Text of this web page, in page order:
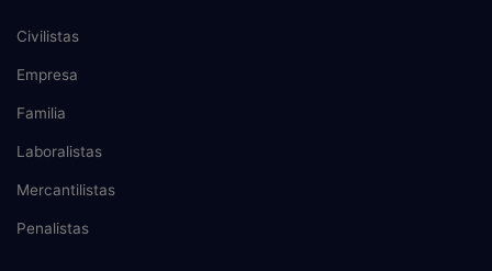
Civilistas
Empresa
Familia
Laboralistas
Mercantilistas
Penalistas